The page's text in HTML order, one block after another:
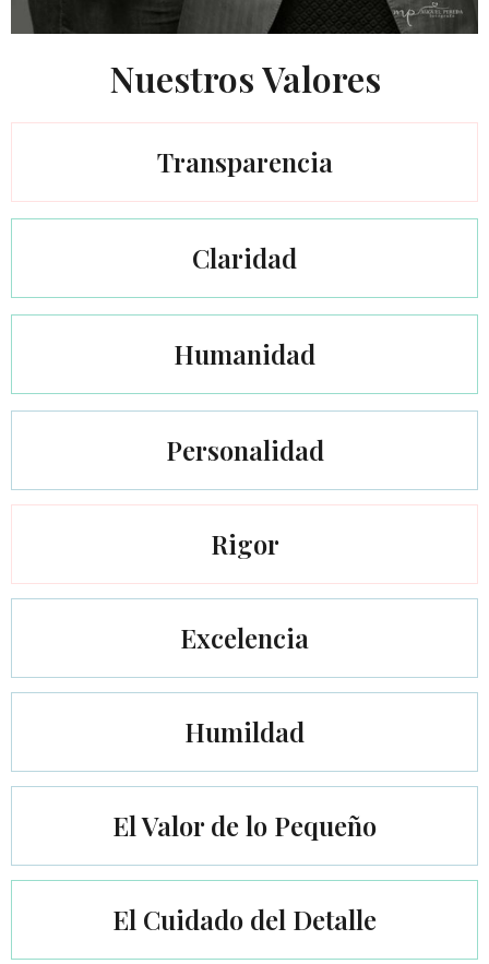
Nuestros Valores
Transparencia
Claridad
Humanidad
Personalidad
Rigor
Excelencia
Humildad
El Valor de lo Pequeño
El Cuidado del Detalle